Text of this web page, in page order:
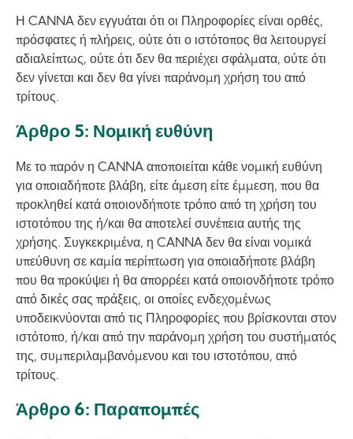
Η CANNA δεν εγγυάται ότι οι Πληροφορίες είναι ορθές,
πρόσφατες ή πλήρεις, ούτε ότι ο ιστότοπος θα λειτουργεί
αδιαλείπτως, ούτε ότι δεν θα περιέχει σφάλματα, ούτε ότι
δεν γίνεται και δεν θα γίνει παράνομη χρήση του από
τρίτους.
Άρθρο 5: Νομική ευθύνη
Με το παρόν η CANNA αποποιείται κάθε νομική ευθύνη
για οποιαδήποτε βλάβη, είτε άμεση είτε έμμεση, που θα
προκληθεί κατά οποιονδήποτε τρόπο από τη χρήση του
ιστοτόπου της ή/και θα αποτελεί συνέπεια αυτής της
χρήσης. Συγκεκριμένα, η CANNA δεν θα είναι νομικά
υπεύθυνη σε καμία περίπτωση για οποιαδήποτε βλάβη
που θα προκύψει ή θα απορρέει κατά οποιονδήποτε τρόπο
από δικές σας πράξεις, οι οποίες ενδεχομένως
υποδεικνύονται από τις Πληροφορίες που βρίσκονται στον
ιστότοπο, ή/και από την παράνομη χρήση του συστήματός
της, συμπεριλαμβανόμενου και του ιστοτόπου, από
τρίτους.
Άρθρο 6: Παραπομπές